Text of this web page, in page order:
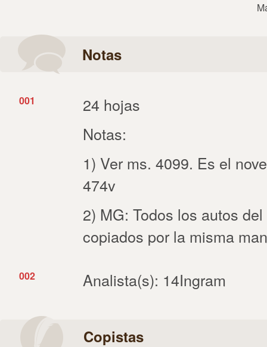
Notas
001
24 hojas
Notas:
1) Ver ms. 4099. Es el
474v
2) MG: Todos los autos
copiados por la misma
002 Analista(s): 14Ingram
Copistas